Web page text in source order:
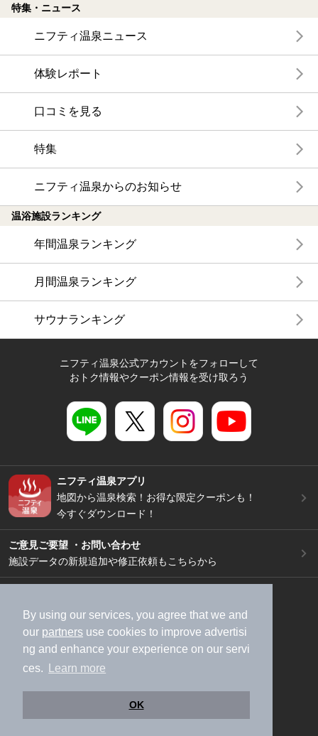
By using our services, you agree that we and
our partners use cookies to improve advertisi
ng and enhance your experience on our servi
ces.
Learn more
OK
特集・ニュース
ニフティ温泉ニュース
体験レポート
口コミを見る
特集
ニフティ温泉からのお知らせ
温浴施設ランキング
年間温泉ランキング
月間温泉ランキング
サウナランキング
ニフティ温泉公式アカウントをフォローして
おトク情報やクーポン情報を受け取ろう
ニフティ温泉アプリ
地図から温泉検索！お得な限定クーポンも！
今すぐダウンロード！
ご意見ご要望 ・お問い合わせ
施設データの新規追加や修正依頼もこちらから
加盟店募集（資料請求）
広告出稿のご案内
利用規約
ライフスタイルMEMBERS+規約
特定商取引法に基づく表記
ヘルプ
採用情報
運営会社